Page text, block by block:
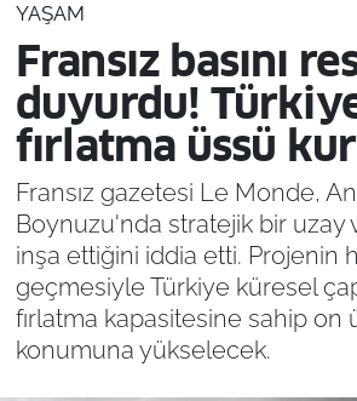
YAŞAM
Fransız basını
duyurdu!
fırlatma üssü
Fransız gazetesi Le Monde,
Boynuzu'nda stratejik bir uzay
inşa ettiğini iddia etti. Projenin
geçmesiyle Türkiye küresel
fırlatma kapasitesine sahip on
konumuna yükselecek.
Resmi İlanlar
Son Dakika Haberleri
Haber Arşivi